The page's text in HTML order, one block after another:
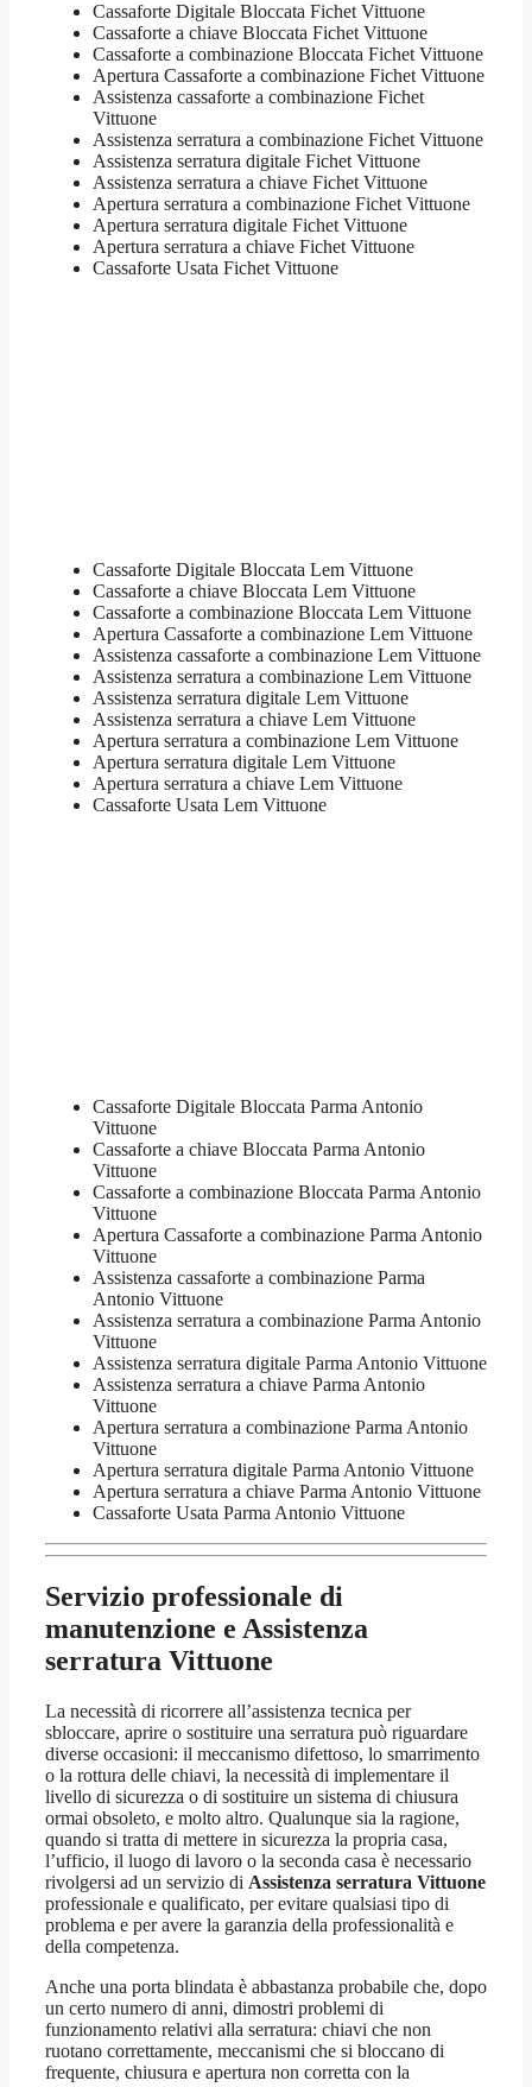
Cassaforte Digitale Bloccata Fichet Vittuone
Cassaforte a chiave Bloccata Fichet Vittuone
Cassaforte a combinazione Bloccata Fichet Vittuone
​Apertura Cassaforte a combinazione Fichet Vittuone
Assistenza cassaforte a combinazione Fichet
Vittuone
​Assistenza serratura​ ​a combinazione Fichet Vittuone
Assistenza serratura ​digitale Fichet Vittuone
Assistenza serratura ​a chiave Fichet Vittuone
​Apertura serratura​ ​a combinazione Fichet Vittuone
Apertura serratura​ ​digitale Fichet Vittuone
​Apertura serratura​ ​a chiave Fichet Vittuone
​Cassaforte Usata Fichet Vittuone
Cassaforte Digitale Bloccata Lem Vittuone
Cassaforte a chiave Bloccata Lem Vittuone
Cassaforte a combinazione Bloccata Lem Vittuone
​Apertura Cassaforte a combinazione Lem Vittuone
Assistenza cassaforte a combinazione Lem Vittuone
​Assistenza serratura​ ​a combinazione Lem Vittuone
Assistenza serratura ​digitale Lem Vittuone
Assistenza serratura ​a chiave Lem Vittuone
​Apertura serratura​ ​a combinazione Lem Vittuone
Apertura serratura​ ​digitale Lem Vittuone
​Apertura serratura​ ​a chiave Lem Vittuone
​Cassaforte Usata Lem Vittuone
Cassaforte Digitale Bloccata Parma Antonio
Vittuone
Cassaforte a chiave Bloccata Parma Antonio
Vittuone
Cassaforte a combinazione Bloccata Parma Antonio
Vittuone
​Apertura Cassaforte a combinazione Parma Antonio
Vittuone
Assistenza cassaforte a combinazione Parma
Antonio Vittuone
​Assistenza serratura​ ​a combinazione Parma Antonio
Vittuone
Assistenza serratura ​digitale Parma Antonio Vittuone
Assistenza serratura ​a chiave Parma Antonio
Vittuone
​Apertura serratura​ ​a combinazione Parma Antonio
Vittuone
Apertura serratura​ ​digitale Parma Antonio Vittuone
​Apertura serratura​ ​a chiave Parma Antonio Vittuone
​Cassaforte Usata Parma Antonio Vittuone
Servizio professionale di
manutenzione e Assistenza
serratura Vittuone
La necessità di ricorrere all’assistenza tecnica per
sbloccare, aprire o sostituire una serratura può riguardare
diverse occasioni: il meccanismo difettoso, lo smarrimento
o la rottura delle chiavi, la necessità di implementare il
livello di sicurezza o di sostituire un sistema di chiusura
ormai obsoleto, e molto altro. Qualunque sia la ragione,
quando si tratta di mettere in sicurezza la propria casa,
l’ufficio, il luogo di lavoro o la seconda casa è necessario
rivolgersi ad un servizio di Assistenza serratura Vittuone
professionale e qualificato, per evitare qualsiasi tipo di
problema e per avere la garanzia della professionalità e
della competenza.
Anche una porta blindata è abbastanza probabile che, dopo
un certo numero di anni, dimostri problemi di
funzionamento relativi alla serratura: chiavi che non
ruotano correttamente, meccanismi che si bloccano di
frequente, chiusura e apertura non corretta con la